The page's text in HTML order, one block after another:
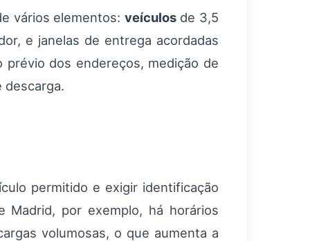
vários elementos: veículosde 3,5
e janelas de entrega acordadas
dos endereços, medição de
descarga.
permitido e exigir identificação
Madrid, por exemplo, há horários
volumosas, o que aumenta a